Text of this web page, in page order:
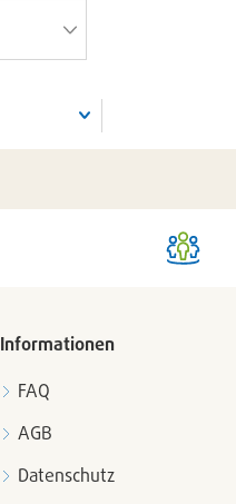
Informationen
FAQ
AGB
Datenschutz